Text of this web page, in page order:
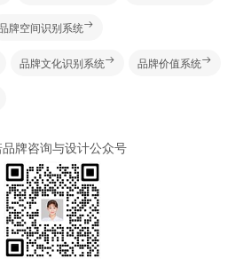
牌空间识别系统
品牌文化识别系统 品牌价值系统
牌咨询与设计公众号